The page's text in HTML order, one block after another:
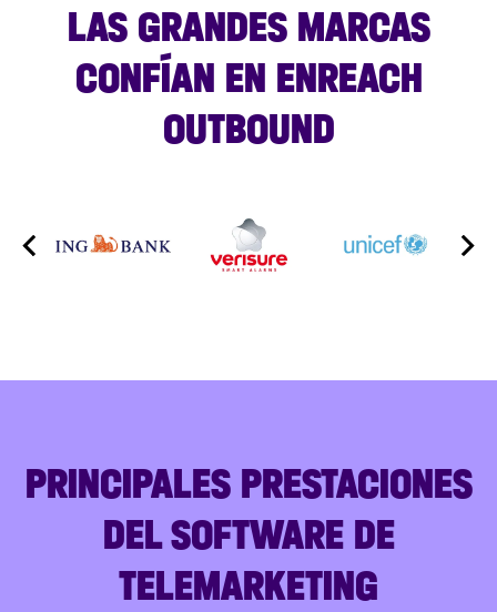
LAS GRANDES MARCAS
CONFÍAN EN ENREACH
OUTBOUND
PRINCIPALES PRESTACIONES
DEL SOFTWARE DE
TELEMARKETING